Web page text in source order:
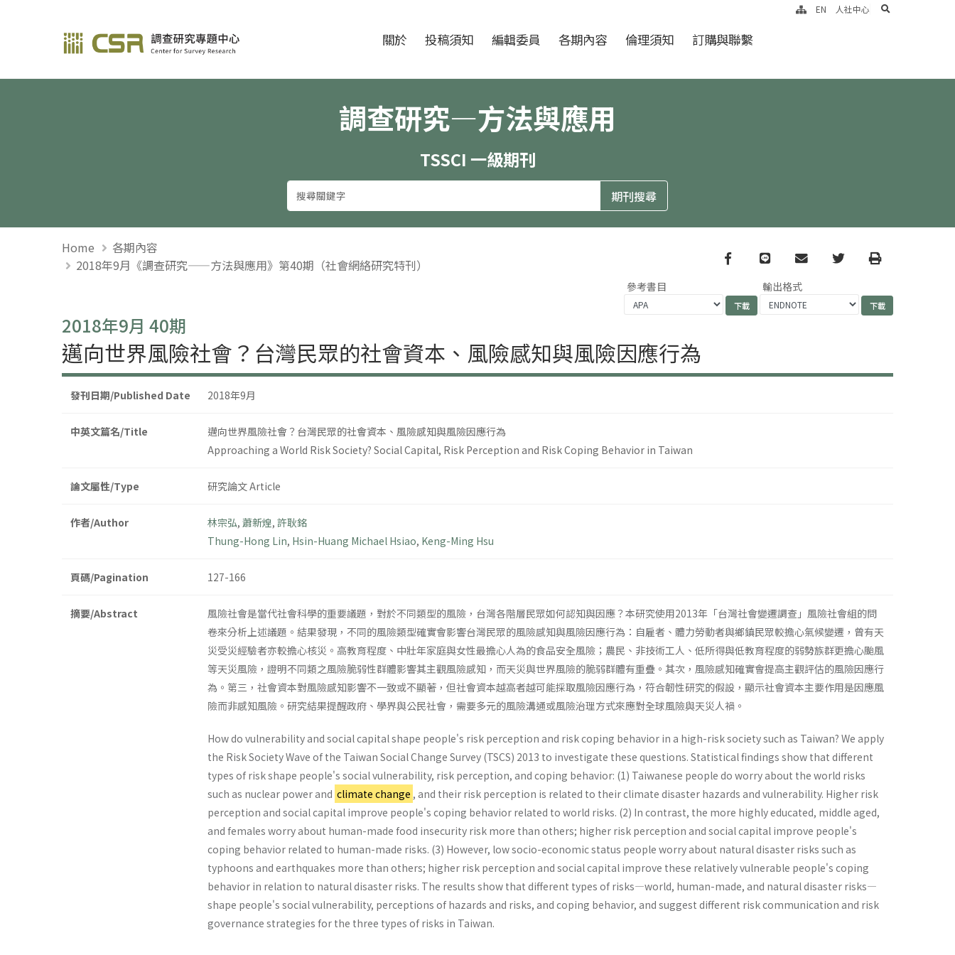
調查研究—方法與應用期刊 關於 投稿須知 編輯委員 各期內容 倫理須知 訂購與聯繫
EN 人社中心 search
調查研究—方法與應用
TSSCI 一級期刊
Home
各期內容
2018年9月《調查研究——方法與應用》第40期（社會網絡研究特刊）
Facebook
line email TwitterPrint
參考書目 輸出格式
2018年9月 40期
邁向世界風險社會？台灣民眾的社會資本、風險感知與風險因應行為
發刊日期/Published Date 2018年9月
中英文篇名/Title
邁向世界風險社會？台灣民眾的社會資本、風險感知與風險因應行為
Approaching a World Risk Society? Social Capital, Risk Perception and Risk Coping Behavior in Taiwan
論文屬性/Type 研究論文 Article
作者/Author 林宗弘, 蕭新煌, 許耿銘
Thung-Hong Lin, Hsin-Huang Michael Hsiao, Keng-Ming Hsu
頁碼/Pagination 127-166
摘要/Abstract
風險社會是當代社會科學的重要議題，對於不同類型的風險，台灣各階層民眾如何認知與因應？本研究使用2013年「台灣社會變遷調查」風險社會組的問
卷來分析上述議題。結果發現，不同的風險類型確實會影響台灣民眾的風險感知與風險因應行為：自雇者、體力勞動者與鄉鎮民眾較擔心氣候變遷，曾有天
災受災經驗者亦較擔心核災。高教育程度、中壯年家庭與女性最擔心人為的食品安全風險；農民、非技術工人、低所得與低教育程度的弱勢族群更擔心颱風
等天災風險，證明不同類之風險脆弱性群體影響其主觀風險感知，而天災與世界風險的脆弱群體有重疊。其次，風險感知確實會提高主觀評估的風險因應行
為。第三，社會資本對風險感知影響不一致或不顯著，但社會資本越高者越可能採取風險因應行為，符合韌性研究的假設，顯示社會資本主要作用是因應風
險而非感知風險。研究結果提醒政府、學界與公民社會，需要多元的風險溝通或風險治理方式來應對全球風險與天災人禍。
How do vulnerability and social capital shape people's risk perception and risk coping behavior in a high-risk society such as Taiwan? We apply
the Risk Society Wave of the Taiwan Social Change Survey (TSCS) 2013 to investigate these questions. Statistical findings show that different
types of risk shape people's social vulnerability, risk perception, and coping behavior: (1) Taiwanese people do worry about the world risks
such as nuclear power and climate change , and their risk perception is related to their climate disaster hazards and vulnerability. Higher risk
perception and social capital improve people's coping behavior related to world risks. (2) In contrast, the more highly educated, middle aged,
and females worry about human-made food insecurity risk more than others; higher risk perception and social capital improve people's
coping behavior related to human-made risks. (3) However, low socio-economic status people worry about natural disaster risks such as
typhoons and earthquakes more than others; higher risk perception and social capital improve these relatively vulnerable people's coping
behavior in relation to natural disaster risks. The results show that different types of risks—world, human-made, and natural disaster risks—
shape people's social vulnerability, perceptions of hazards and risks, and coping behavior, and suggest different risk communication and risk
governance strategies for the three types of risks in Taiwan.